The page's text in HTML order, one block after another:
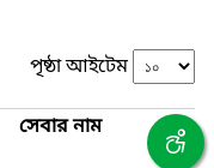
পৃষ্ঠা আইটেম
সেবার নাম